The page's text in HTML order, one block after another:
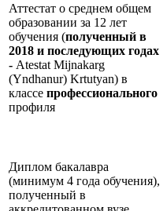
Аттестат о среднем общем
образовании за 12 лет
обучения (полученный в
2018 и последующих годах
- Atestat Mijnakarg
(Yndhanur) Krtutyan) в
классе профессионального
профиля
Диплом бакалавра
(минимум 4 года обучения),
полученный в